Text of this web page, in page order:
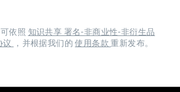
依照 知识共享 署名-非商业性-非衍生品
议
，并根据我们的使用条款重新发布。